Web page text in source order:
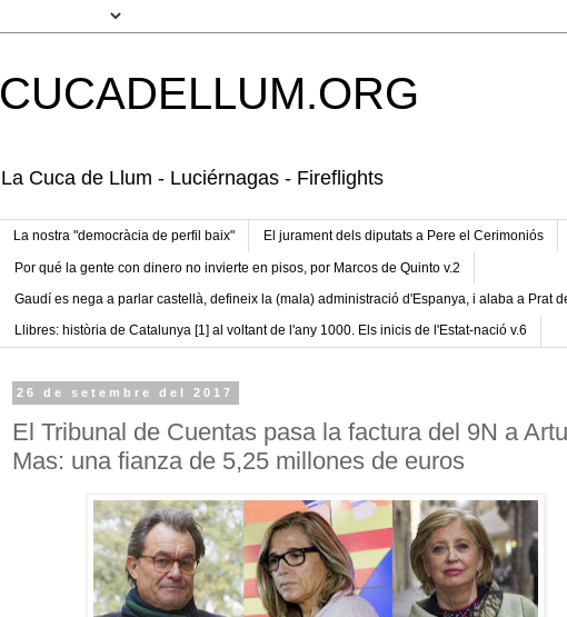
CUCADELLUM.ORG
La Cuca de Llum - Luciérnagas - Fireflights
La nostra "democràcia de perfil baix" El jurament dels diputats a Pere el Cerimoniós
Por qué la gente con dinero no invierte en pisos, por Marcos de Quinto v.2
Gaudí es nega a parlar castellà, defineix la (mala) administració d'Espanya, i alaba a Prat
Llibres: història de Catalunya [1] al voltant de l'any 1000. Els inicis de l'Estat-nació v.6
26 de setembre del 2017
El Tribunal de Cuentas pasa la factura del 9N a
Mas: una fianza de 5,25 millones de euros